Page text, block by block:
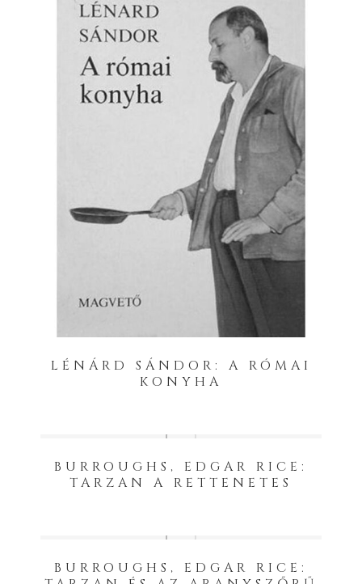
LÉNÁRD SÁNDOR: A RÓMAI
KONYHA
BURROUGHS, EDGAR RICE:
TARZAN A RETTENETES
BURROUGHS, EDGAR RICE: